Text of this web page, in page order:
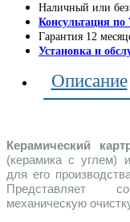
Наличный или
Консультация по
Гарантия 12
Установка и
Описание
Керамический
(керамика с углем)
для его
Представляет
механическую